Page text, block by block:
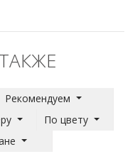
Рекомендуем
По цвету